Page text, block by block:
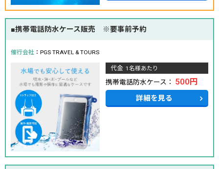
■携帯電話防水ケース販売 ※要事前予約
催行会社 ：PGS TRAVEL & TOURS
代金 1名様あたり
携帯電話防水ケース： 500円
詳細を見る